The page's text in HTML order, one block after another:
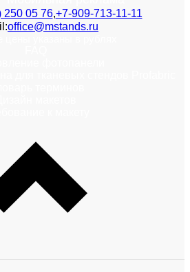
250 05 76,+7-909-713-11-11
office@mstands.ru